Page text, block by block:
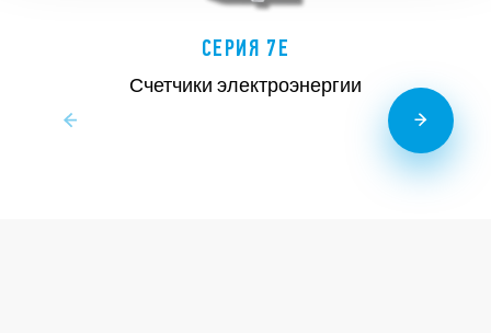
СЕРИЯ 7E
Счетчики электроэнергии